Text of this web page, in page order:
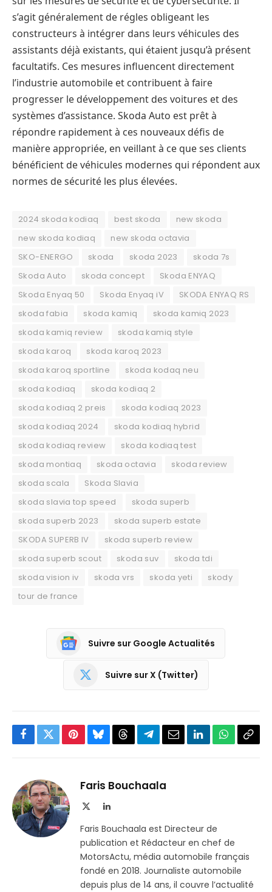
s’agit généralement de régles obligeant les
constructeurs à intégrer dans leurs véhicules des
assistants déjà existants, qui étaient jusqu’à présent
facultatifs. Ces mesures influencent directement
l’industrie automobile et contribuent à faire
progresser le développement des voitures et des
systèmes d’assistance. Skoda Auto est prêt à
répondre rapidement à ces nouveaux défis de
manière appropriée, en veillant à ce que ses clients
bénéficient de véhicules modernes qui répondent aux
normes de sécurité les plus élevées.
2024 skoda kodiaq best skoda
new skoda
new skoda kodiaq
new skoda octavia
SKO-ENERGO
skoda skoda 2023
skoda 7s
Skoda Auto
skoda concept
Skoda ENYAQ
Skoda Enyaq 50
Skoda Enyaq iV
SKODA ENYAQ RS
skoda fabia
skoda kamiq
skoda kamiq 2023
skoda kamiq review
skoda kamiq style
skoda karoq
skoda karoq 2023
skoda karoq sportline
skoda kodaq neu
skoda kodiaq
skoda kodiaq 2
skoda kodiaq 2 preis
skoda kodiaq 2023
skoda kodiaq 2024
skoda kodiaq hybrid
skoda kodiaq review
skoda kodiaq test
skoda montiaq
skoda octavia
skoda review
skoda scala
Skoda Slavia
skoda slavia top speed
skoda superb
skoda superb 2023
skoda superb estate
SKODA SUPERB IV
skoda superb review
skoda superb scout
skoda suv
skoda tdi
skoda vision iv
skoda vrs skoda yeti
skody
tour de france
Suivre sur Google Actualités
Suivre sur X (Twitter)
Facebook
TwitterPinterestBlueskyThreadsPartager
Telegram
EmailLinkedInWhatsApp
Faris Bouchaala
LinkedIn
Faris Bouchaala est Directeur de
publication et Rédacteur en chef de
MotorsActu, média automobile français
fondé en 2018. Journaliste automobile
depuis plus de 14 ans, il couvre l’actualité